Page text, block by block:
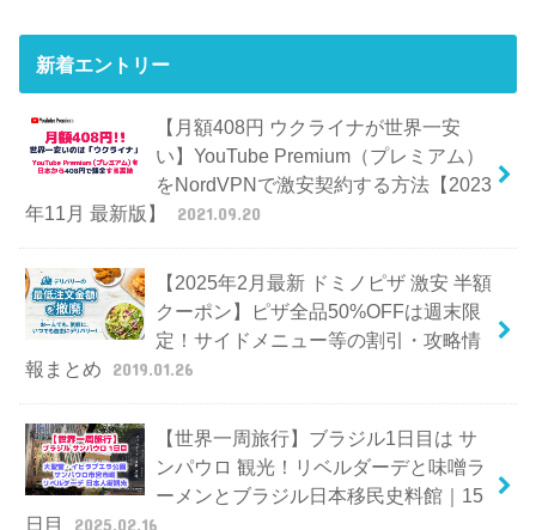
新着エントリー
【月額408円 ウクライナが世界一安
い】YouTube Premium（プレミアム）
をNordVPNで激安契約する方法【2023
年11月 最新版】
2021.09.20
【2025年2月最新 ドミノピザ 激安 半額
クーポン】ピザ全品50%OFFは週末限
定！サイドメニュー等の割引・攻略情
報まとめ
2019.01.26
【世界一周旅行】ブラジル1日目は サ
ンパウロ 観光！リベルダーデと味噌ラ
ーメンとブラジル日本移民史料館｜15
日目
2025.02.16